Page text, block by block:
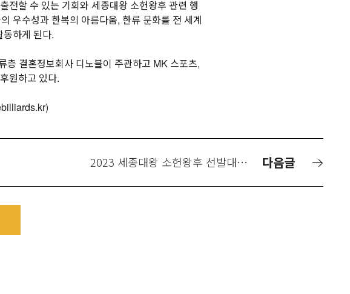
전할 수 있는 기회와 세종대왕 소헌왕후 관련 행
우수성과 한복의 아름다움, 한류 문화를 전 세계
하게 된다.
층 결혼정보회사 디노블이 주관하고 MK 스포츠,
원하고 있다.
2023 세종대왕 소헌왕후 선발대회 수상자 발표 다음글